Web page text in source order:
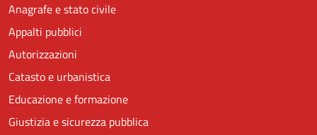
Anagrafe e stato civile
Appalti pubblici
Autorizzazioni
Catasto e urbanistica
Educazione e formazione
Giustizia e sicurezza pubblica